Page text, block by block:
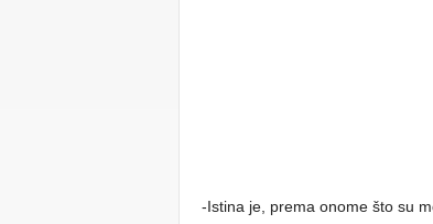
-Istina je, prema onome što su